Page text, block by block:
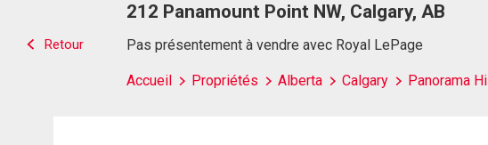
Retour
212 Panamount Point NW, Calgary, AB
Pas présentement à vendre avec Royal LePage
Accueil Propriétés Alberta Calgary Panorama